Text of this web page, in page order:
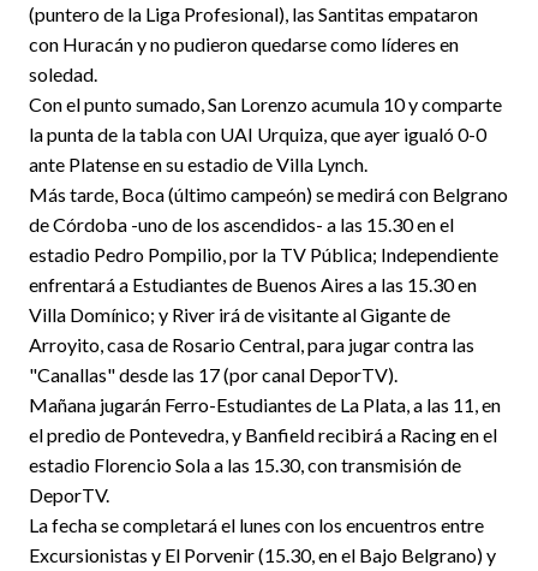
(puntero de la Liga Profesional), las Santitas empataron
con Huracán y no pudieron quedarse como líderes en
soledad.
Con el punto sumado, San Lorenzo acumula 10 y comparte
la punta de la tabla con UAI Urquiza, que ayer igualó 0-0
ante Platense en su estadio de Villa Lynch.
Más tarde, Boca (último campeón) se medirá con Belgrano
de Córdoba -uno de los ascendidos- a las 15.30 en el
estadio Pedro Pompilio, por la TV Pública; Independiente
enfrentará a Estudiantes de Buenos Aires a las 15.30 en
Villa Domínico; y River irá de visitante al Gigante de
Arroyito, casa de Rosario Central, para jugar contra las
"Canallas" desde las 17 (por canal DeporTV).
Mañana jugarán Ferro-Estudiantes de La Plata, a las 11, en
el predio de Pontevedra, y Banfield recibirá a Racing en el
estadio Florencio Sola a las 15.30, con transmisión de
DeporTV.
La fecha se completará el lunes con los encuentros entre
Excursionistas y El Porvenir (15.30, en el Bajo Belgrano) y